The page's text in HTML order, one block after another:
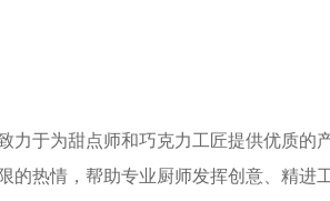
力于为甜点师和巧克力工匠提供优质的
的热情，帮助专业厨师发挥创意、精进